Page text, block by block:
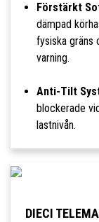
Förstärkt
dämpad
fysiska gräns
varning.
Anti-Tilt
blockerade
lastnivån.
DIECI